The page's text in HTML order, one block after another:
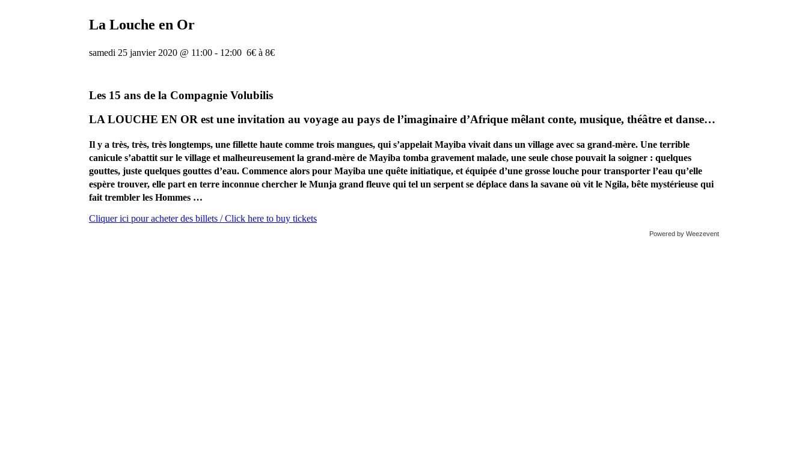
La Louche en Or
samedi 25 janvier 2020 @ 11:00 - 12:00 6€ à 8€
Les 15 ans de la Compagnie Volubilis
LA LOUCHE EN OR est une invitation au voyage au pays de l’imaginaire d’Afrique mêlant conte, musique, théâtre et danse…
Il y a très, très, très longtemps, une fillette haute comme trois mangues, qui s’appelait Mayiba vivait dans un village avec sa grand-mère. Une terrible
canicule s’abattit sur le village et malheureusement la grand-mère de Mayiba tomba gravement malade, une seule chose pouvait la soigner : quelques
gouttes, juste quelques gouttes d’eau. Commence alors pour Mayiba une quête initiatique, et équipée d’une grosse louche pour transporter l’eau qu’elle
espère trouver, elle part en terre inconnue chercher le Munja grand fleuve qui tel un serpent se déplace dans la savane où vit le Ngila, bête mystérieuse qui
fait trembler les Hommes …
Cliquer ici pour acheter des billets / Click here to buy tickets
Powered by Weezevent